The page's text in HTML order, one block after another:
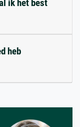
ik het best
heb